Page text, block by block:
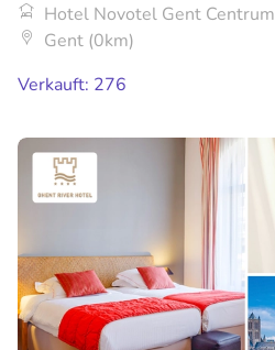
Hotel Novotel Gent Centrum
Gent (0km)
Verkauft: 276